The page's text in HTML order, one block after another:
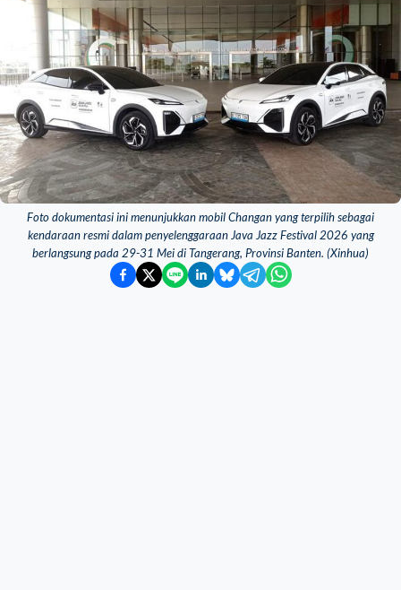
Foto dokumentasi ini menunjukkan mobil Changan yang terpilih sebagai
kendaraan resmi dalam penyelenggaraan Java Jazz Festival 2026 yang
berlangsung pada 29-31 Mei di Tangerang, Provinsi Banten. (Xinhua)